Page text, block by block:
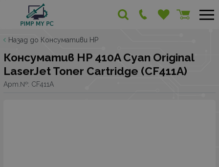
Назад до Консумативи HP
Консуматив HP 410A Cyan Original
LaserJet Toner Cartridge (CF411A)
Арт.№: CF411A